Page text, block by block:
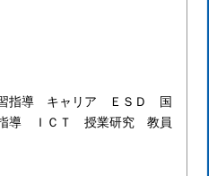
指導 キャリア ＥＳＤ 国
導 ＩＣＴ 授業研究 教員